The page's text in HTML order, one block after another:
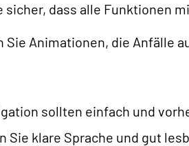
sicher, dass alle Funktionen
Sie Animationen, die Anfälle
sollten einfach und
Sie klare Sprache und gut